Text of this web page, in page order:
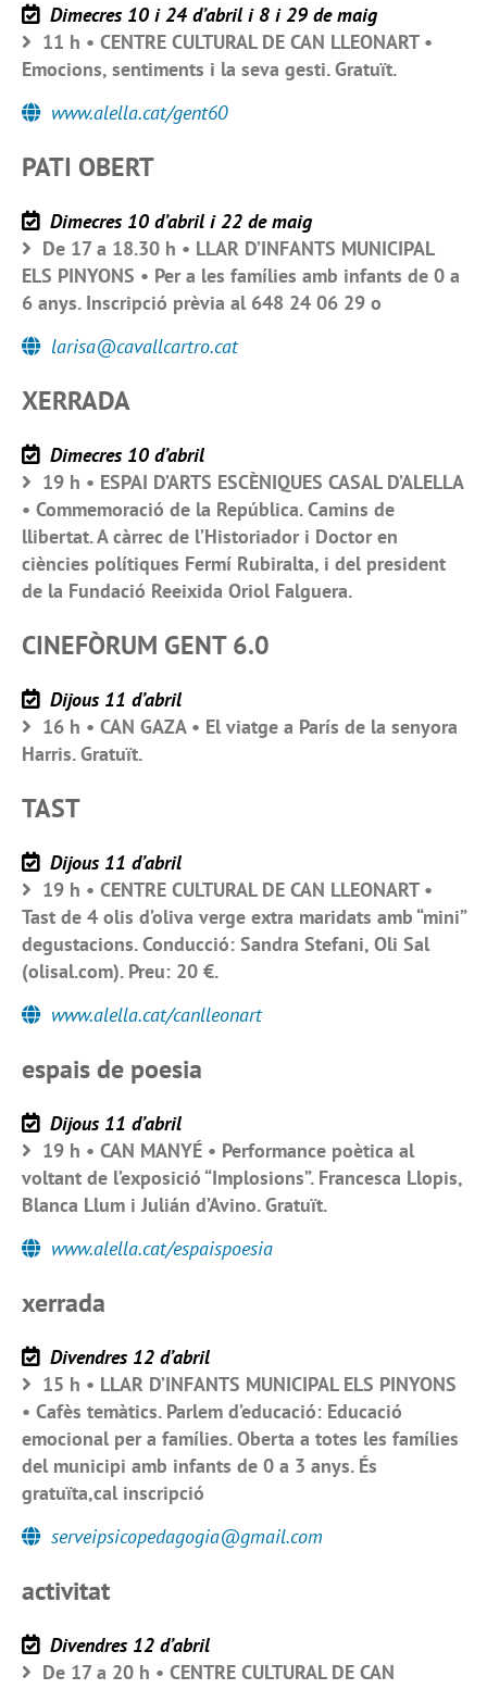
Dimecres 10 i 24 d’abril i 8 i 29 de maig
11 h • CENTRE CULTURAL DE CAN LLEONART •
Emocions, sentiments i la seva gesti. Gratuït.
www.alella.cat/gent60
PATI OBERT
Dimecres 10 d’abril i 22 de maig
De 17 a 18.30 h • LLAR D’INFANTS MUNICIPAL
ELS PINYONS • Per a les famílies amb infants de 0 a
6 anys. Inscripció prèvia al 648 24 06 29 o
larisa@cavallcartro.cat
XERRADA
Dimecres 10 d’abril
19 h • ESPAI D’ARTS ESCÈNIQUES CASAL D’ALELLA
• Commemoració de la República. Camins de
llibertat. A càrrec de l’Historiador i Doctor en
ciències polítiques Fermí Rubiralta, i del president
de la Fundació Reeixida Oriol Falguera.
CINEFÒRUM GENT 6.0
Dijous 11 d’abril
16 h • CAN GAZA • El viatge a París de la senyora
Harris. Gratuït.
TAST
Dijous 11 d’abril
19 h • CENTRE CULTURAL DE CAN LLEONART •
Tast de 4 olis d’oliva verge extra maridats amb “mini”
degustacions. Conducció: Sandra Stefani, Oli Sal
(olisal.com). Preu: 20 €.
www.alella.cat/canlleonart
espais de poesia
Dijous 11 d’abril
19 h • CAN MANYÉ • Performance poètica al
voltant de l’exposició “Implosions”. Francesca Llopis,
Blanca Llum i Julián d’Avino. Gratuït.
www.alella.cat/espaispoesia
xerrada
Divendres 12 d’abril
15 h • LLAR D’INFANTS MUNICIPAL ELS PINYONS
• Cafès temàtics. Parlem d’educació: Educació
emocional per a famílies. Oberta a totes les famílies
del municipi amb infants de 0 a 3 anys. És
gratuïta,cal inscripció
serveipsicopedagogia@gmail.com
activitat
Divendres 12 d’abril
De 17 a 20 h • CENTRE CULTURAL DE CAN